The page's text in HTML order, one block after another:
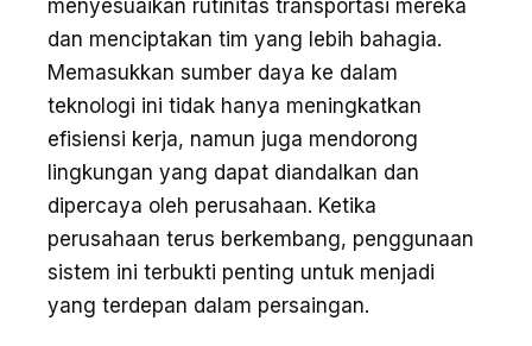
menyesuaikan rutinitas transportasi mereka
dan menciptakan tim yang lebih bahagia.
Memasukkan sumber daya ke dalam
teknologi ini tidak hanya meningkatkan
efisiensi kerja, namun juga mendorong
lingkungan yang dapat diandalkan dan
dipercaya oleh perusahaan. Ketika
perusahaan terus berkembang, penggunaan
sistem ini terbukti penting untuk menjadi
yang terdepan dalam persaingan.